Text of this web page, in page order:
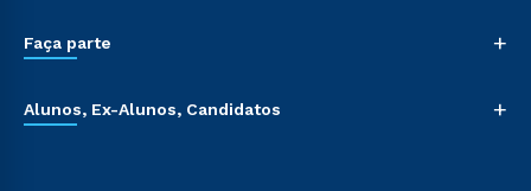
Faça parte +
Alunos, Ex-Alunos, Candidatos +